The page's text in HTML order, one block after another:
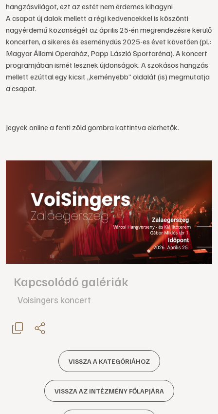
hangzásvilágot, ezt az estét nem érdemes kihagyni
A csapat új dalok mellett a régi kedvencekkel is köszönti
nagyérdemű közönségét az április 25-én megrendezésre kerülő
koncerten, a sikeres és eseménydús 2025-es évet követően (pl.:
Magyar Állami Operaház, Papp László Sportaréna). A koncert
programjában ismét lesznek újdonságok. A szokásos hangzás
mellett ezúttal egy kicsit „keményebb” oldalát (is) megmutatja
a csapat.
Jegyek online a fenti zöld gombra kattintva elérhetők.
Kapcsolódó galériák
Voisingers koncert
VISSZA A KATEGÓRIÁHOZ
VISSZA AZ INTÉZMÉNY FŐLAPJÁRA